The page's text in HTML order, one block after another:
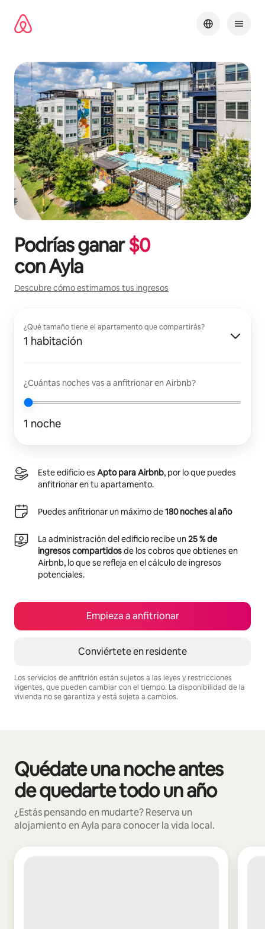
contenido
Podrías ganar$0
conAyla
Descubre cómo estimamos tus ingresos
¿Qué tamaño tiene el apartamento que compartirás?
1 habitación
¿Cuántas noches vas a anfitrionar en Airbnb?
1 noche
Este edificio es Apto para Airbnb, por lo que puedes
anfitrionar en tu apartamento.
Puedes anfitrionar un máximo de180 noches al año
La administración del edificio recibe un25 % de
ingresos compartidosde los cobros que obtienes en
Airbnb, lo que se refleja en el cálculo de ingresos
potenciales.
Empieza a anfitrionar
Conviértete en residente
Los servicios de anfitrión están sujetos a las leyes y restricciones
vigentes, que pueden cambiar con el tiempo. La disponibilidad de la
vivienda no se garantiza y está sujeta a cambios.
Quédate una noche antes
de quedarte todo un año
¿Estás pensando en mudarte? Reserva un
alojamiento en Ayla para conocer la vida local.
Se muestran0 de 0 elementos